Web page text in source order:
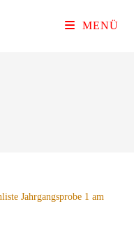
MENÜ